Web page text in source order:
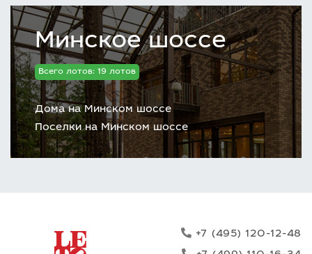
Минское шоссе
Всего лотов: 19 лотов
Дома на Минском шоссе
Поселки на Минском шоссе
+7 (495) 120-12-48